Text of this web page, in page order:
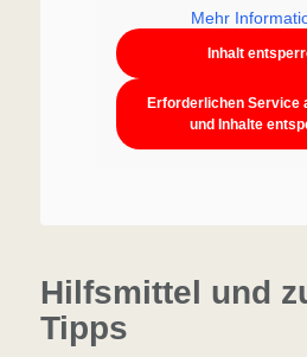
Mehr
Inhalt
Erforderlichen Service
und Inhalte
Hilfsmittel und
Tipps